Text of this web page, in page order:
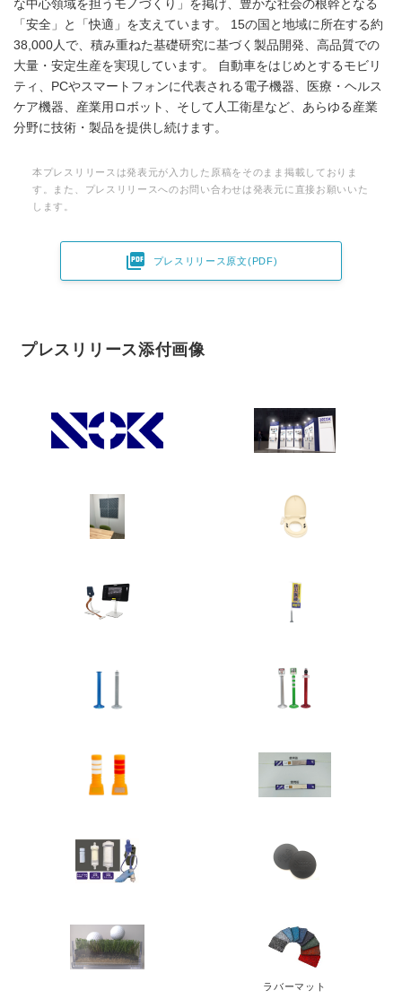
な中心領域を担うモノづくり」を掲げ、豊かな社会の根幹となる
「安全」と「快適」を支えています。 15の国と地域に所在する約
38,000人で、積み重ねた基礎研究に基づく製品開発、高品質での
大量・安定生産を実現しています。 自動車をはじめとするモビリ
ティ、PCやスマートフォンに代表される電子機器、医療・ヘルス
ケア機器、産業用ロボット、そして人工衛星など、あらゆる産業
分野に技術・製品を提供し続けます。
本プレスリリースは発表元が入力した原稿をそのまま掲載しておりま
す。また、プレスリリースへのお問い合わせは発表元に直接お願いいた
します。
 プレスリリース原文(PDF)
プレスリリース添付画像
ラバーマット